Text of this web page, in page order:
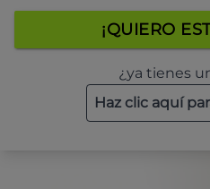
¡QUIERO
¿ya tienes
Haz clic aquí